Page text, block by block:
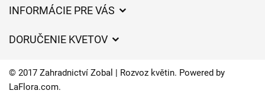
INFORMÁCIE PRE VÁS
Časy doručenia kvetov – prehľad možností
DORUČENIE KVETOV
Kam doručujeme kvety
© 2017 Zahradnictví Zobal | Rozvoz květin. Powered by
LaFlora.com.